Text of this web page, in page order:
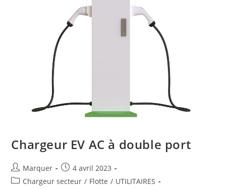
Chargeur EV AC à double port
Marquer
4 avril 2023
Chargeur secteur / Flotte / UTILITAIRES